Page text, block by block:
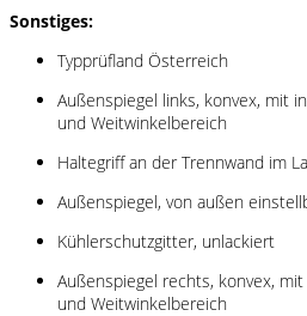
Sonstiges:
Typprüfland Österreich
Außenspiegel links, konvex, mit
und Weitwinkelbereich
Haltegriff an der Trennwand im
Außenspiegel, von außen
Kühlerschutzgitter, unlackiert
Außenspiegel rechts, konvex,
und Weitwinkelbereich